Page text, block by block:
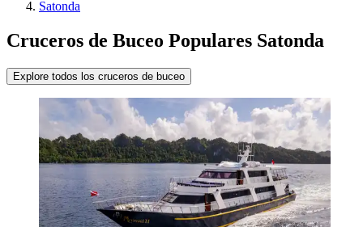
Satonda
Cruceros de Buceo Populares Satonda
Explore todos los cruceros de buceo